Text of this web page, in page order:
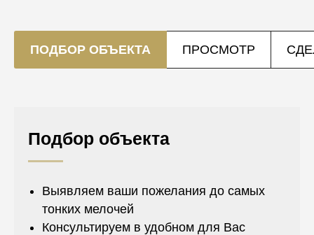
ПОДБОР ОБЪЕКТА ПРОСМОТР
Подбор объекта
Выявляем ваши пожелания до самых
тонких мелочей
Консультируем в удобном для Вас